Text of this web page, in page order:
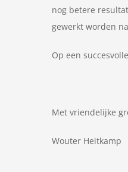
nog betere
gewerkt worden
Op een
Met vriendelijke
Wouter Heitkamp